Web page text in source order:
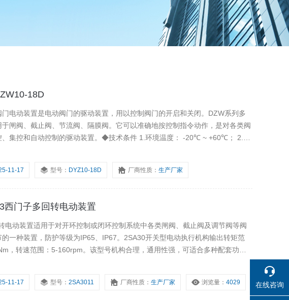
18D
电动装置是电动阀门的驱动装置，用以控制阀门的开启和关闭。DZW系列多
于闸阀、截止阀、节流阀、隔膜阀。它可以准确地按控制指令动作，是对各类阀
动控制的驱动装置。◆技术条件 1.环境温度： -20℃ ~ +60℃； 2.相
11-17 型号： DYZ10-18D 厂商性质：生产厂家
西门子多回转电动装置
电动装置适用于对开环控制或闭环控制系统中各类闸阀、截止阀及调节阀等阀
一种装置，防护等级为IP65、IP67。2SA30开关型电动执行机构输出转矩范
，转速范围：5-160rpm。该型号机构合理，通用性强，可适合多种配套功能
11-17 型号：2SA3011 厂商性质：生产厂家 浏览量：4029 在线咨询